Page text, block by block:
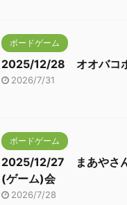
ボードゲーム
2025/12/28 オオバコ
2026/7/31
ボードゲーム
2025/12/27 まあやさ
(ゲーム)会
2026/7/28